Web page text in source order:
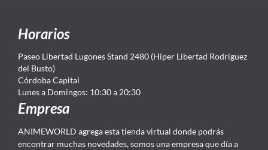
Horarios
Paseo Libertad Lugones Stand 2480 (Hiper Libertad Rodriguez
del Busto)
Córdoba Capital
Lunes a Domingos: 10:30 a 20:30
Empresa
ANIMEWORLD agrega esta tienda virtual donde podrás
encontrar muchas novedades, somos una empresa que día a